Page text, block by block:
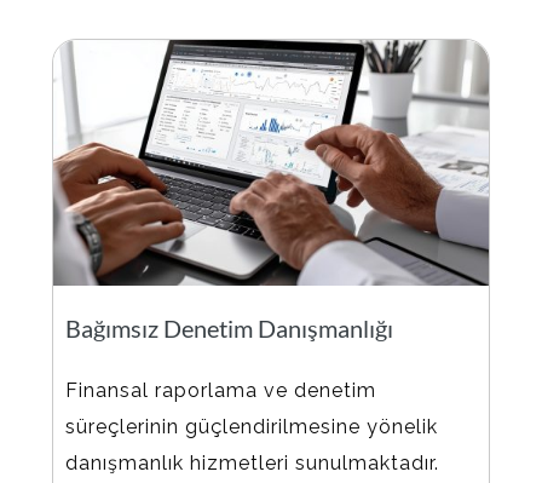
Bağımsız Denetim Danışmanlığı
Finansal raporlama ve denetim
süreçlerinin güçlendirilmesine yönelik
danışmanlık hizmetleri sunulmaktadır.